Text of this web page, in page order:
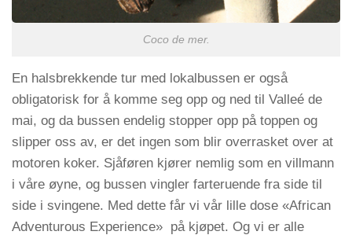
Coco de mer.
En halsbrekkende tur med lokalbussen er også
obligatorisk for å komme seg opp og ned til Valleé de
mai, og da bussen endelig stopper opp på toppen og
slipper oss av, er det ingen som blir overrasket over at
motoren koker. Sjåføren kjører nemlig som en villmann
i våre øyne, og bussen vingler farteruende fra side til
side i svingene. Med dette får vi vår lille dose «African
Adventurous Experience» på kjøpet. Og vi er alle